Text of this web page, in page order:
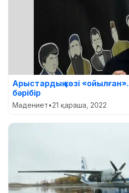
Арыстардың көзі
бәрібір
Мәдениет•21 қараша, 2022